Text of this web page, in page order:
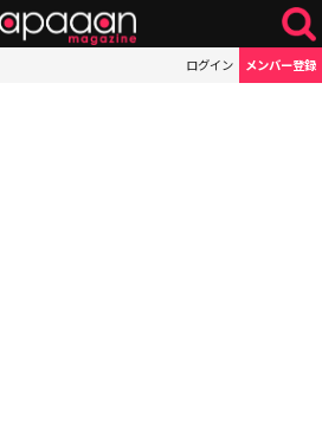
ログイン メンバー登録